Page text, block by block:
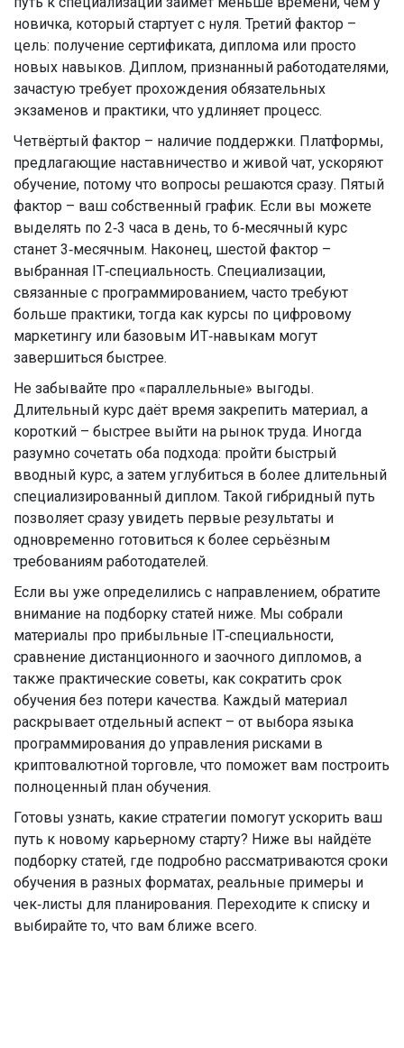
новичка, который стартует с нуля. Третий фактор –
цель: получение сертификата, диплома или просто
новых навыков. Диплом, признанный работодателями,
зачастую требует прохождения обязательных
экзаменов и практики, что удлиняет процесс.
Четвёртый фактор – наличие поддержки. Платформы,
предлагающие наставничество и живой чат, ускоряют
обучение, потому что вопросы решаются сразу. Пятый
фактор – ваш собственный график. Если вы можете
выделять по 2‑3 часа в день, то 6‑месячный курс
станет 3‑месячным. Наконец, шестой фактор –
выбранная IT‑специальность. Специализации,
связанные с программированием, часто требуют
больше практики, тогда как курсы по цифровому
маркетингу или базовым ИТ‑навыкам могут
завершиться быстрее.
Не забывайте про «параллельные» выгоды.
Длительный курс даёт время закрепить материал, а
короткий – быстрее выйти на рынок труда. Иногда
разумно сочетать оба подхода: пройти быстрый
вводный курс, а затем углубиться в более длительный
специализированный диплом. Такой гибридный путь
позволяет сразу увидеть первые результаты и
одновременно готовиться к более серьёзным
требованиям работодателей.
Если вы уже определились с направлением, обратите
внимание на подборку статей ниже. Мы собрали
материалы про прибыльные IT‑специальности,
сравнение дистанционного и заочного дипломов, а
также практические советы, как сократить срок
обучения без потери качества. Каждый материал
раскрывает отдельный аспект – от выбора языка
программирования до управления рисками в
криптовалютной торговле, что поможет вам построить
полноценный план обучения.
Готовы узнать, какие стратегии помогут ускорить ваш
путь к новому карьерному старту? Ниже вы найдёте
подборку статей, где подробно рассматриваются сроки
обучения в разных форматах, реальные примеры и
чек‑листы для планирования. Переходите к списку и
выбирайте то, что вам ближе всего.